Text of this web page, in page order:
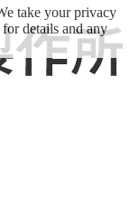
take your privacy
for details and any